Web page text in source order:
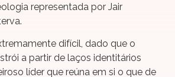
representada por Jair
difícil, dado que o
a partir de laços identitários
líder que reúna em si o que de